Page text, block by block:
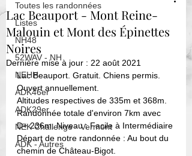
Toutes les randonnées
Listes
NH48
52WAV - NH
NEHH
ADK46er
ADK29er
NEK Challenge - Vermont
ADK - Autres
Lac Beauport - Mont Reine-
Malouin et Mont des Épinettes
Noires
Dernière mise à jour : 22 août 2021
Lac Beauport. Gratuit. Chiens permis.
Ouvert annuellement.
Altitudes respectives de 335m et 368m.
Randonnée totale d'environ 7km avec
D+ 236m. Niveau : Facile à Intermédiaire
Départ de notre randonnée : Au bout du
chemin de Château-Bigot.